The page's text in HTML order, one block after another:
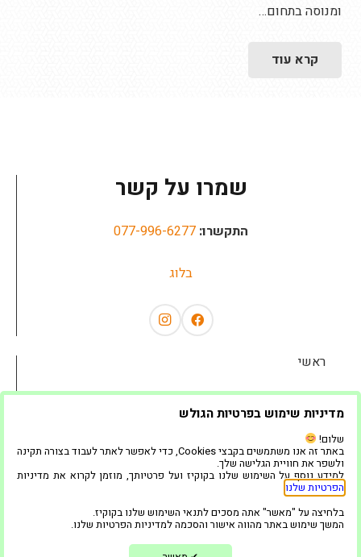
ומנוסה בתחום…
קרא עוד
שמרו על קשר
התקשרו: 077-996-6277
בלוג
ראשי
אודות
שאלות נפוצות
גלריה
המוצרים שלנו
מדיניות שימוש בפרטיות הגולש
שלום!
באתר זה אנו משתמשים בקבצי Cookies, כדי לאפשר לאתר לעבוד בצורה תקינה
ולשפר את חוויית הגלישה שלך.
למידע נוסף על השימוש שלנו בקוקיז ועל פרטיותך, מוזמן לקרוא את מדיניות
הפרטיות שלנו
בלחיצה על "מאשר" אתה מסכים לתנאי השימוש שלנו בקוקיז.
המשך שימוש באתר מהווה אישור והסכמה למדיניות הפרטיות שלנו.